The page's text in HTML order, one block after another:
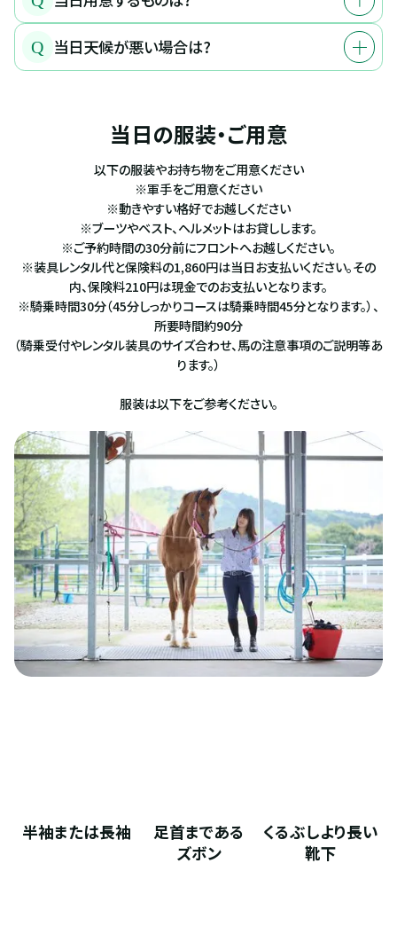
Q 当日天候が悪い場合は?
当日の服装・ご用意
以下の服装やお持ち物をご用意ください
※軍手をご用意ください
※動きやすい格好でお越しください
※ブーツやベスト、ヘルメットはお貸しします。
※ご予約時間の30分前にフロントへお越しください。
※装具レンタル代と保険料の1,860円は当日お支払いください。その
内、保険料210円は現金でのお支払いとなります。
※騎乗時間30分（45分しっかりコースは騎乗時間45分となります。）、
所要時間約90分
（騎乗受付やレンタル装具のサイズ合わせ、馬の注意事項のご説明等あ
ります。）
服装は以下をご参考ください。
半袖または長袖
足首まである
ズボン
くるぶしより長い
靴下